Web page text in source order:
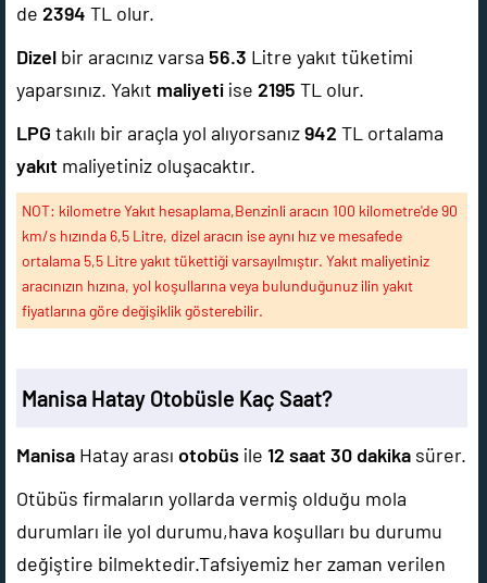
de 2394 TL olur.
Dizel bir aracınız varsa 56.3 Litre yakıt tüketimi
yaparsınız. Yakıt maliyeti ise 2195 TL olur.
LPG takılı bir araçla yol alıyorsanız942 TL ortalama
yakıt maliyetiniz oluşacaktır.
NOT: kilometre Yakıt hesaplama,Benzinli aracın 100 kilometre'de 90
km/s hızında 6,5 Litre, dizel aracın ise aynı hız ve mesafede
ortalama 5,5 Litre yakıt tükettiği varsayılmıştır. Yakıt maliyetiniz
aracınızın hızına, yol koşullarına veya bulunduğunuz ilin yakıt
fiyatlarına göre değişiklik gösterebilir.
Manisa Hatay Otobüsle Kaç Saat?
Manisa Hatay arası otobüs ile 12 saat 30 dakika sürer.
Otübüs firmaların yollarda vermiş olduğu mola
durumları ile yol durumu,hava koşulları bu durumu
değiştire bilmektedir.Tafsiyemiz her zaman verilen